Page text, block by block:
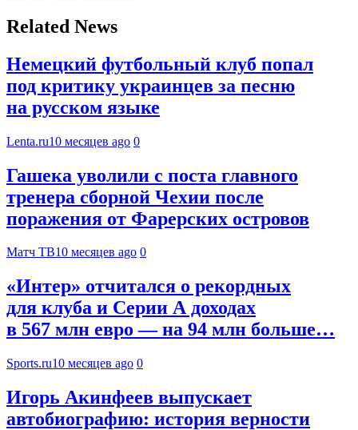
Related News
Немецкий футбольный клуб попал
под критику украинцев за песню
на русском языке
Lenta.ru10 месяцев ago 0
Гашека уволили с поста главного
тренера сборной Чехии после
поражения от Фарерских островов
Матч ТВ10 месяцев ago 0
«Интер» отчитался о рекордных
для клуба и Серии А доходах
в 567 млн евро — на 94 млн больше…
Sports.ru10 месяцев ago 0
Игорь Акинфеев выпускает
автобиографию: история верности